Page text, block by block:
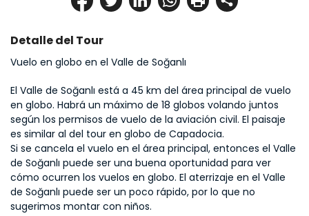
Detalle del Tour
Vuelo en globo en el Valle de Soğanlı
El Valle de Soğanlı está a 45 km del área principal de vuelo
en globo. Habrá un máximo de 18 globos volando juntos
según los permisos de vuelo de la aviación civil. El paisaje
es similar al del tour en globo de Capadocia.
Si se cancela el vuelo en el área principal, entonces el Valle
de Soğanlı puede ser una buena oportunidad para ver
cómo ocurren los vuelos en globo. El aterrizaje en el Valle
de Soğanlı puede ser un poco rápido, por lo que no
sugerimos montar con niños.